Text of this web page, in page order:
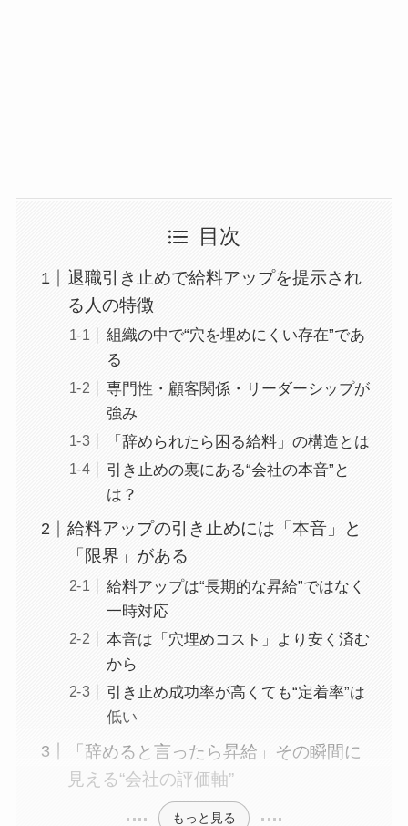
目次
退職引き止めで給料アップを提示され
る人の特徴
組織の中で“穴を埋めにくい存在”であ
る
専門性・顧客関係・リーダーシップが
強み
「辞められたら困る給料」の構造とは
引き止めの裏にある“会社の本音”と
は？
給料アップの引き止めには「本音」と
「限界」がある
給料アップは“長期的な昇給”ではなく
一時対応
本音は「穴埋めコスト」より安く済む
から
引き止め成功率が高くても“定着率”は
低い
「辞めると言ったら昇給」その瞬間に
見える“会社の評価軸”
もっと見る